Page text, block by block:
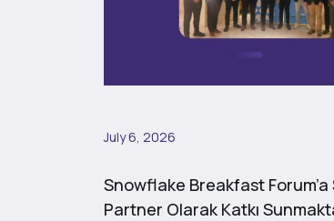
July 6, 2026
Snowflake Breakfast Forum’a
Partner Olarak Katkı